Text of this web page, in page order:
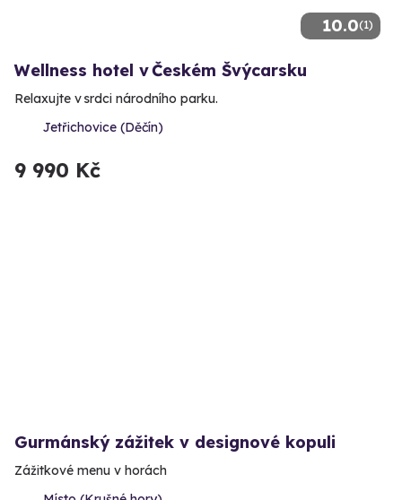
10.0(1)
Wellness hotel v Českém Švýcarsku
Relaxujte v srdci národního parku.
Jetřichovice (Děčín)
9 990 Kč
Gurmánský zážitek v designové kopuli
Zážitkové menu v horách